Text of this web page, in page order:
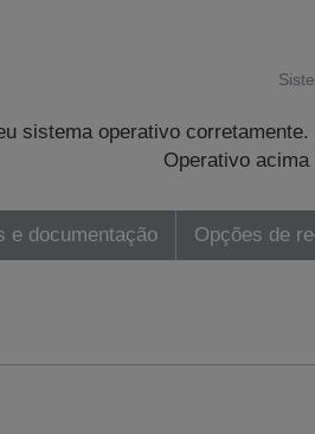
sistema operativo
Operativo
e documentação Opções de